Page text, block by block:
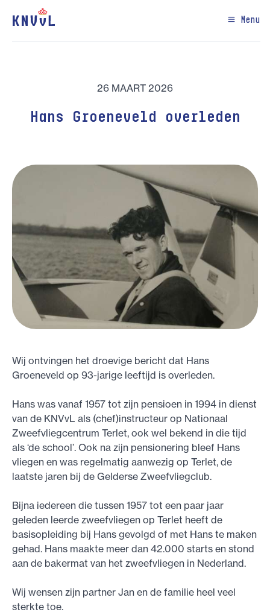
Menu
26 MAART 2026
Hans Groeneveld overleden
Wij ontvingen het droevige bericht dat Hans
Groeneveld op 93-jarige leeftijd is overleden.
Hans was vanaf 1957 tot zijn pensioen in 1994 in dienst
van de KNVvL als (chef)instructeur op Nationaal
Zweefvliegcentrum Terlet, ook wel bekend in die tijd
als ‘de school’. Ook na zijn pensionering bleef Hans
vliegen en was regelmatig aanwezig op Terlet, de
laatste jaren bij de Gelderse Zweefvliegclub.
Bijna iedereen die tussen 1957 tot een paar jaar
geleden leerde zweefvliegen op Terlet heeft de
basisopleiding bij Hans gevolgd of met Hans te maken
gehad. Hans maakte meer dan 42.000 starts en stond
aan de bakermat van het zweefvliegen in Nederland.
Wij wensen zijn partner Jan en de familie heel veel
sterkte toe.